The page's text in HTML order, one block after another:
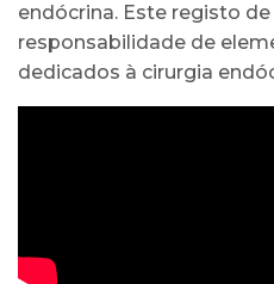
endócrina. Este registo
responsabilidade de
dedicados à cirurgia